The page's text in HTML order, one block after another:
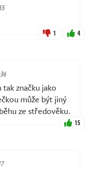
1 4
značku jako
může být jiný
ze středověku.
15